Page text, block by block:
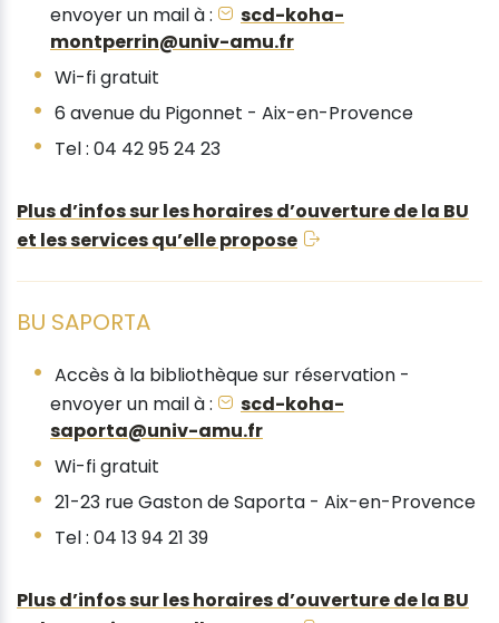
envoyer un mail à :
scd-koha-
montperrin@univ-amu.fr
Wi-fi gratuit
6 avenue du Pigonnet - Aix-en-Provence
Tel : 04 42 95 24 23
Plus d’infos sur les horaires d’ouverture de la BU
et les services qu’elle propose
BU SAPORTA
Accès à la bibliothèque sur réservation -
envoyer un mail à :
scd-koha-
saporta@univ-amu.fr
Wi-fi gratuit
21-23 rue Gaston de Saporta - Aix-en-Provence
Tel : 04 13 94 21 39
Plus d’infos sur les horaires d’ouverture de la BU